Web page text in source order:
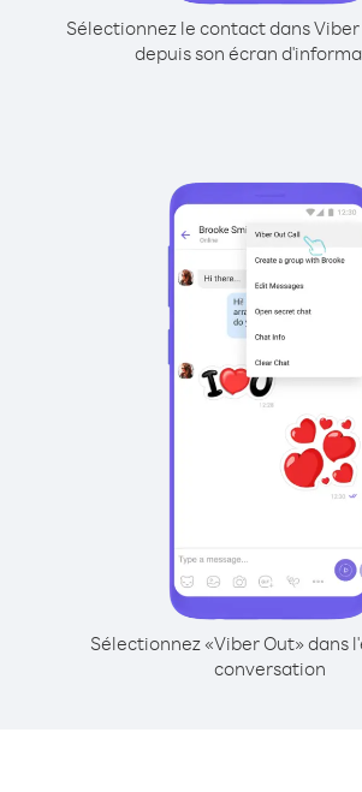
Sélectionnez le contact dans
depuis son écran
Sélectionnez «Viber Out» dans
conversation